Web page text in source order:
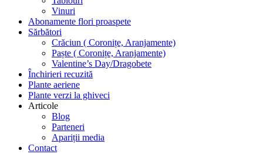
Vinuri
Abonamente flori proaspete
Sărbători
Crăciun ( Coronițe, Aranjamente)
Paște ( Coronițe, Aranjamente)
Valentine’s Day/Dragobete
Închirieri recuzită
Plante aeriene
Plante verzi la ghiveci
Articole
Blog
Parteneri
Apariții media
Contact